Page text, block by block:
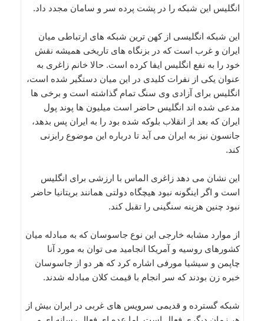
انگلیس این شبکه را در پشت پرده سر و سامان مجدد داد.
این شبکه انگلیسی از کهن ترین شبکه های ارتباطی میان
ایران و غرب است که در بزنگاه های تاریخی همیشه نقش
خود را به نفع انگلیس ایفا کرده است. حالا خانم زاغری به
عنوان یکی از نفرات کلیدی در این میان دستگیر شده است،
انگلیس برای آزادی وی سنگ تمام گذاشته است و برخی ها
مدعی شده اند انگلیس حاضر است میلیون ها پوند پول
ایران که بعد از انقلاب بلوکه شده بود را به ایران پس بدهد،
جانسون نیز به ایران می آید تا درباره این موضوع رایزنی
کند.
این نشان می دهد زاغری الماس با ارزشی برای انگلیس
است و اگر اینگونه نبود هیچگاه دولتی همانند بریتانیا حاضر
نبود چنین هزینه سنگینی را تقبل کند.
از موارد مشابه خارجی این نوع جاسوسان که به مبادله میان
کشورهای روسیه و آمریکا انجامید می توان به مورد آنا
چاپمن و سیشیا مورفی اشاره کرد که هر دو از جاسوسان
خبره زن بودند که سر انجام با قیمت کلان مبادله شدند.
شبکه گسترده و قدیمی سرویس های غربی در ایران بیش از